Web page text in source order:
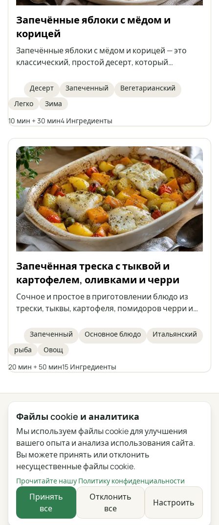
Запечённые яблоки с мёдом и
корицей
Запечённые яблоки с мёдом и корицей — это
классический, простой десерт, который
ароматом специй и нежной, сочной серединкой.
Этот рецепт готовится быстро, отлично
подходит для зимних вечеров или как лёгкий
десерт для встречи с друзьями. Запечённые
усваиваются и эффектно смотрятся, поданные
целиком.
Десерт Запеченный
Вегетарианский
Легко
Зима
10 мин + 30 мин4 Ингредиенты
Запечённая треска с тыквой и
картофелем, оливками и черри
Сочное и простое в приготовлении блюдо из
трески, тыквы, картофеля, помидоров черри и
форме. Идеальное блюдо для осенних и зимних
дней, вдохновлённое итальянской кухней.
Запеканка, не требующая отдельного
приготовления гарниров, наполнена овощами
Запеченный Основное блюдо
Итальянский
рыба
Овощ
20 мин + 50 мин15 Ингредиенты
← Все категории
КонфиденциальностьУсловияБлогОбратная связь
Журнал измененийНастройки файлов cookie
English
Polski Português
Français
Deutsch
Italiano Español
Русский
Українська
Čeština
Файлы cookie и аналитика
Мы используем файлы cookie для улучшения
вашего опыта и анализа использования сайта.
Вы можете принять или отклонить
несущественные файлы cookie.
Прочитайте нашу Политику конфиденциальности
Принять
все
Отклонить
все
Настроить